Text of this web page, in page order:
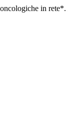
in rete*.